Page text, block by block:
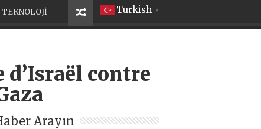
Turkish ▼
TEKNOLOJİ
d’Israël contre
Arayın